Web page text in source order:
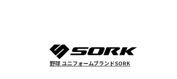
野球 ユニフォームブランドSORK